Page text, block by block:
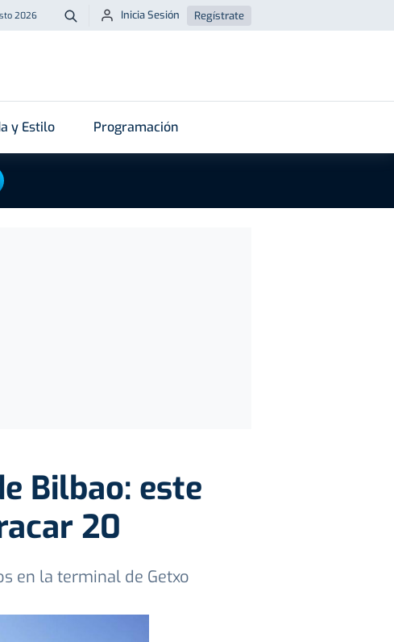
2026 Buscar
Inicia Sesión Regístrate
y Estilo Programación
Bilbao: este
20
en la terminal de Getxo